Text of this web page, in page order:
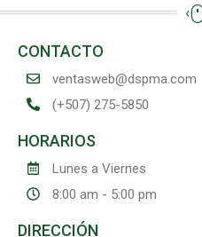
CONTACTO
ventasweb@dspma.com
(+507) 275-5850
HORARIOS
Lunes a Viernes
8:00 am - 5:00 pm
DIRECCIÓN